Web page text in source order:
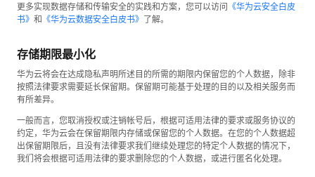
更多实现数据存储和传输安全的实践和方案，您可以访问 《华为云安全白皮
书》 和 《华为云数据安全白皮书》 了解。
存储期限最小化
华为云将会在达成隐私声明所述目的所需的期限内保留您的个人数据，除非
按照法律要求需要延长保留期。保留期可能基于处理的目的以及相关服务而
有所差异。
一般而言，您取消授权或注销帐号后，根据可适用法律的要求或服务协议的
约定，华为云会在保留期限内存储或保留您的个人数据。在您的个人数据超
出保留期限后，且没有法律要求我们继续处理您的特定个人数据的情况下，
我们将会根据可适用法律的要求删除您的个人数据，或进行匿名化处理。